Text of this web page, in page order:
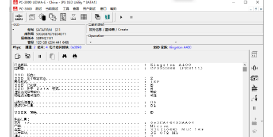
例
技
术
资
料